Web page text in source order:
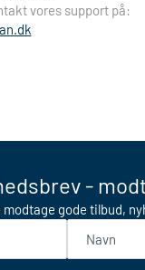
vores support på:
-
gode tilbud,